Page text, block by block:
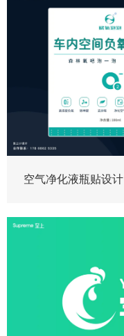
空气净化液瓶贴设计